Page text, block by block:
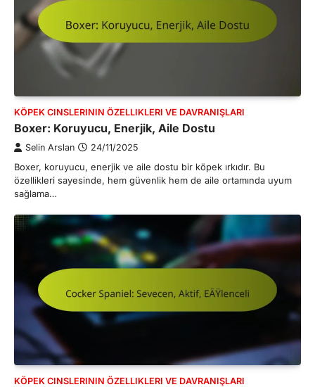
KÖPEK CINSLERININ ÖZELLIKLERI VE DAVRANIŞLARI
Boxer: Koruyucu, Enerjik, Aile Dostu
Selin Arslan 24/11/2025
Boxer, koruyucu, enerjik ve aile dostu bir köpek ırkıdır. Bu
özellikleri sayesinde, hem güvenlik hem de aile ortamında uyum
sağlama…
KÖPEK CINSLERININ ÖZELLIKLERI VE DAVRANIŞLARI